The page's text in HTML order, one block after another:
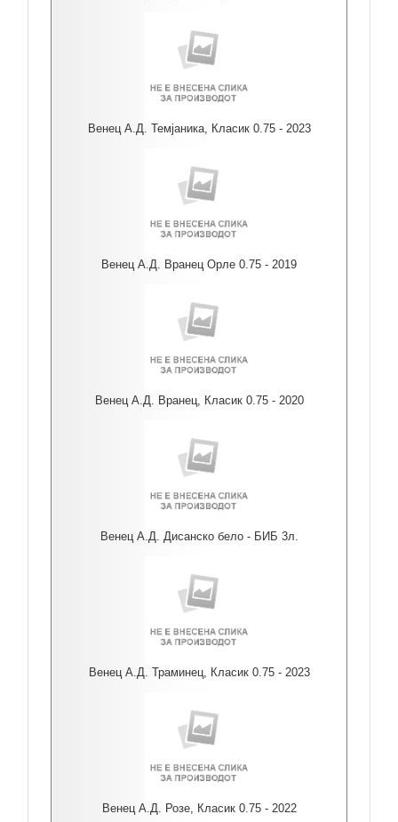
Венец А.Д. Темјаника, Класик 0.75 - 2023
Венец А.Д. Вранец Орле 0.75 - 2019
Венец А.Д. Вранец, Класик 0.75 - 2020
Венец А.Д. Дисанско бело - БИБ 3л.
Венец А.Д. Траминец, Класик 0.75 - 2023
Венец А.Д. Розе, Класик 0.75 - 2022